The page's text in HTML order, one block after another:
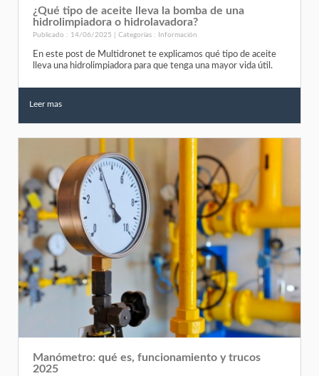
¿Qué tipo de aceite lleva la bomba de una
hidrolimpiadora o hidrolavadora?
Publicado : 14/06/2025 | Categorías : Información
En este post de Multidronet te explicamos qué tipo de aceite
lleva una hidrolimpiadora para que tenga una mayor vida útil.
Leer mas
Manómetro: qué es, funcionamiento y trucos
2025